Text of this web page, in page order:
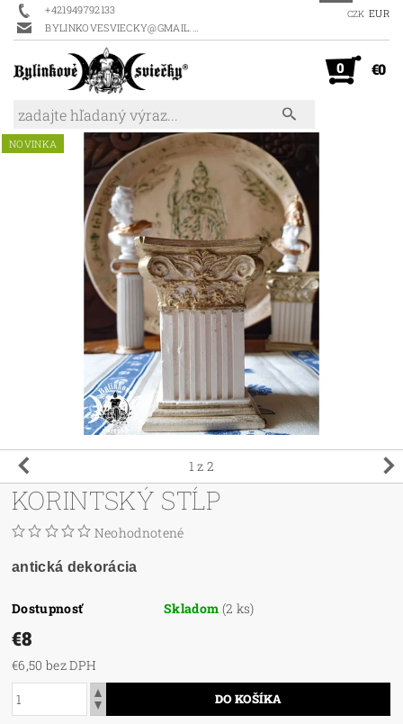
+421949792133
BYLINKOVESVIECKY@GMAIL.COM
CZK EUR
0 €0
NOVINKA
1 z 2
KORINTSKÝ STĹP
Neohodnotené
antická dekorácia
Dostupnosť Skladom (2 ks)
€8
€6,50 bez DPH